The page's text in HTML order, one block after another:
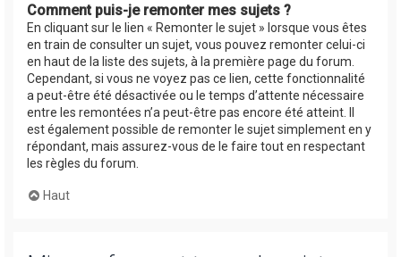
Comment puis-je remonter mes sujets ?
En cliquant sur le lien « Remonter le sujet » lorsque vous êtes
en train de consulter un sujet, vous pouvez remonter celui-ci
en haut de la liste des sujets, à la première page du forum.
Cependant, si vous ne voyez pas ce lien, cette fonctionnalité
a peut-être été désactivée ou le temps d’attente nécessaire
entre les remontées n’a peut-être pas encore été atteint. Il
est également possible de remonter le sujet simplement en y
répondant, mais assurez-vous de le faire tout en respectant
les règles du forum.
Haut